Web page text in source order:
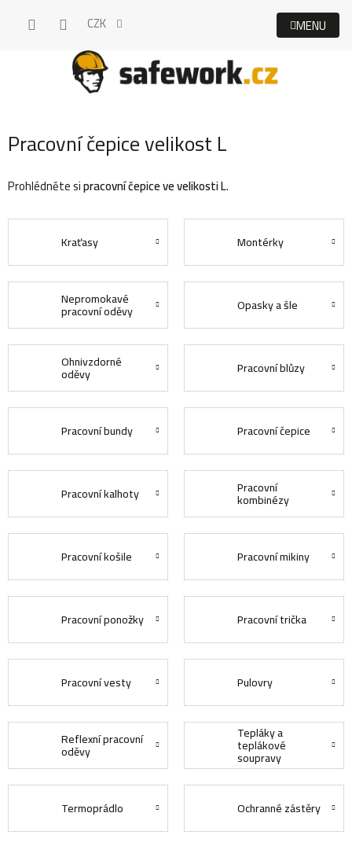
CZK
Pracovní čepice velikost L
Prohlédněte sipracovní čepice ve velikosti L.
Kraťasy Montérky
Nepromokavé
pracovní oděvy Opasky a šle
Ohnivzdorné
oděvy Pracovní blůzy
Pracovní bundy Pracovní čepice
Pracovní kalhoty Pracovní
kombinézy
Pracovní košile Pracovní mikiny
Pracovní ponožky Pracovní trička
Pracovní vesty Pulovry
Reflexní pracovní
oděvy
Tepláky a
teplákové
soupravy
Termoprádlo Ochranné zástěry